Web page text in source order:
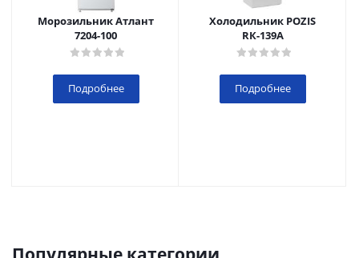
Морозильник Атлант
7204-100
Подробнее
Холодильник POZIS
RК-139А
Подробнее